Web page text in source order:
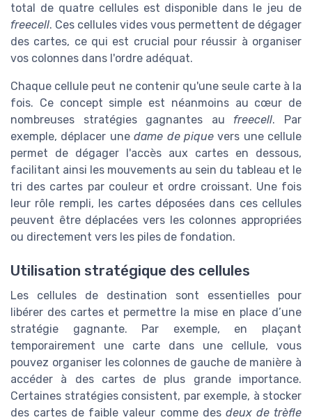
total de quatre cellules est disponible dans le jeu de
freecell. Ces cellules vides vous permettent de dégager
des cartes, ce qui est crucial pour réussir à organiser
vos colonnes dans l'ordre adéquat.
Chaque cellule peut ne contenir qu'une seule carte à la
fois. Ce concept simple est néanmoins au cœur de
nombreuses stratégies gagnantes au freecell. Par
exemple, déplacer unedame de piquevers une cellule
permet de dégager l'accès aux cartes en dessous,
facilitant ainsi les mouvements au sein du tableau et le
tri des cartes par couleur et ordre croissant. Une fois
leur rôle rempli, les cartes déposées dans ces cellules
peuvent être déplacées vers les colonnes appropriées
ou directement vers les piles de fondation.
Utilisation stratégique des cellules
Les cellules de destination sont essentielles pour
libérer des cartes et permettre la mise en place d’une
stratégie gagnante. Par exemple, en plaçant
temporairement une carte dans une cellule, vous
pouvez organiser les colonnes de gauche de manière à
accéder à des cartes de plus grande importance.
Certaines stratégies consistent, par exemple, à stocker
des cartes de faible valeur comme des deux de trèfle